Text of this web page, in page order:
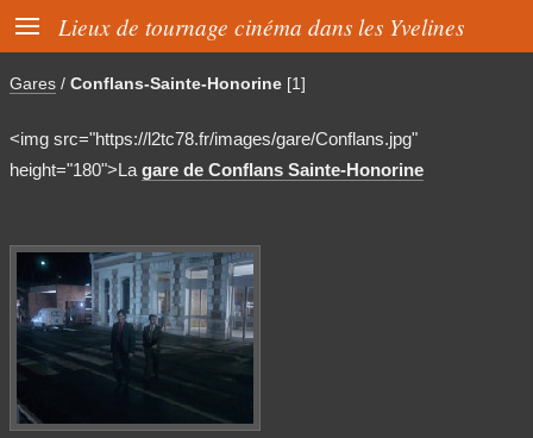
 Lieux de tournage cinéma dans les Yvelines
Gares / Conflans-Sainte-Honorine [1]
<img src="https://l2tc78.fr/images/gare/Conflans.jpg"
height="180">La gare de Conflans Sainte-Honorine